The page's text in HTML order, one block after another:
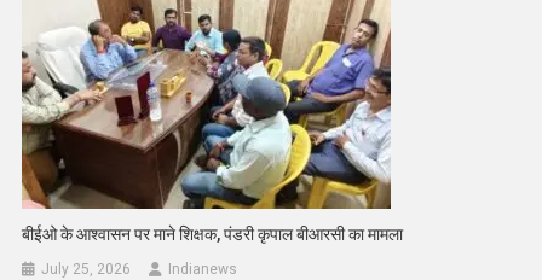
बीईओ के आश्वासन पर माने शिक्षक, पंडरी कृपाल बीआरसी का मामला
July 25, 2026 Indianews